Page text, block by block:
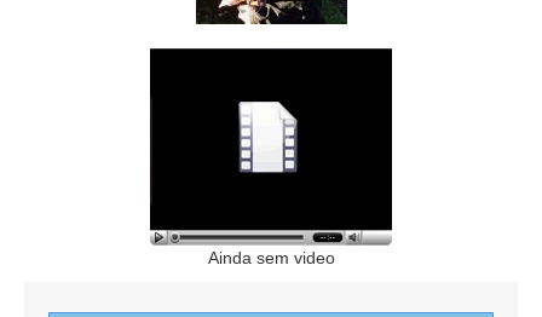
Ainda sem video